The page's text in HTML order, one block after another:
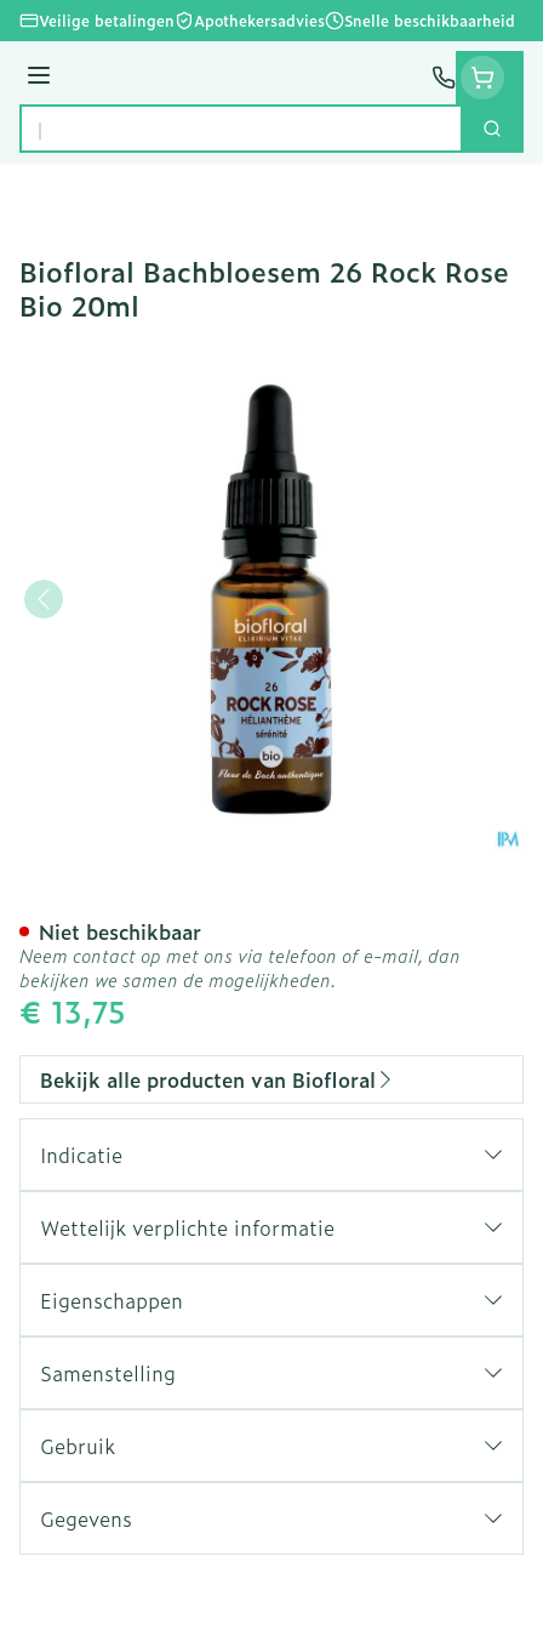
Ga naar de inhoud
Veilige betalingen Apothekersadvies Snelle beschikbaarheid
Menu
Product, merk, categorie...
Zoek
Biofloral Bachbloesem 26 Rock Rose
Bio 20ml
€ 13,75
Niet beschikbaar
Neem contact op met ons via telefoon of e-mail, dan
bekijken we samen de mogelijkheden.
Bekijk alle producten van Biofloral
Indicatie
Wettelijk verplichte informatie
Eigenschappen
Samenstelling
Gebruik
Gegevens